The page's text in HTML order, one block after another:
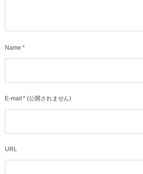
Name *
E-mail * (公開されません)
URL